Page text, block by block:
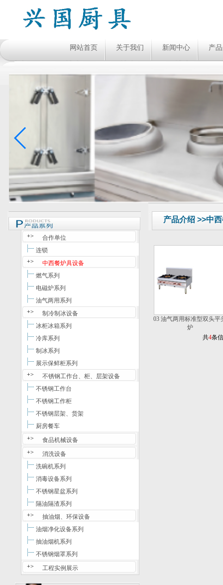
网站首页 关于我们 新闻中心 产
+>
合作单位
连锁
+>
中西餐炉具设备
燃气系列
电磁炉系列
油气两用系列
+>
制冷制冰设备
冰柜冰箱系列
冷库系列
制冰系列
展示保鲜柜系列
+>
不锈钢工作台、柜、层架设备
不锈钢工作台
不锈钢工作柜
不锈钢层架、货架
厨房餐车
+>
食品机械设备
+>
消洗设备
洗碗机系列
消毒设备系列
不锈钢星盆系列
隔油隔渣系列
+>
抽油烟、环保设备
油烟净化设备系列
抽油烟机系列
不锈钢烟罩系列
+>
工程实例展示
产品介绍 >>中
03 油气两用标准型双头平
炉
共4条